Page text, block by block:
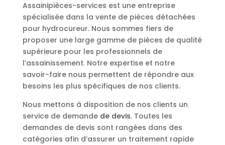
Assainipièces-services est une entreprise
spécialisée dans la vente de pièces détachées
pour hydrocureur. Nous sommes fiers de
proposer une large gamme de pièces de qualité
supérieure pour les professionnels de
l’assainissement. Notre expertise et notre
savoir-faire nous permettent de répondre aux
besoins les plus spécifiques de nos clients.
Nous mettons à disposition de nos clients un
service de demande de devis. Toutes les
demandes de devis sont rangées dans des
catégories afin d’assurer un traitement rapide